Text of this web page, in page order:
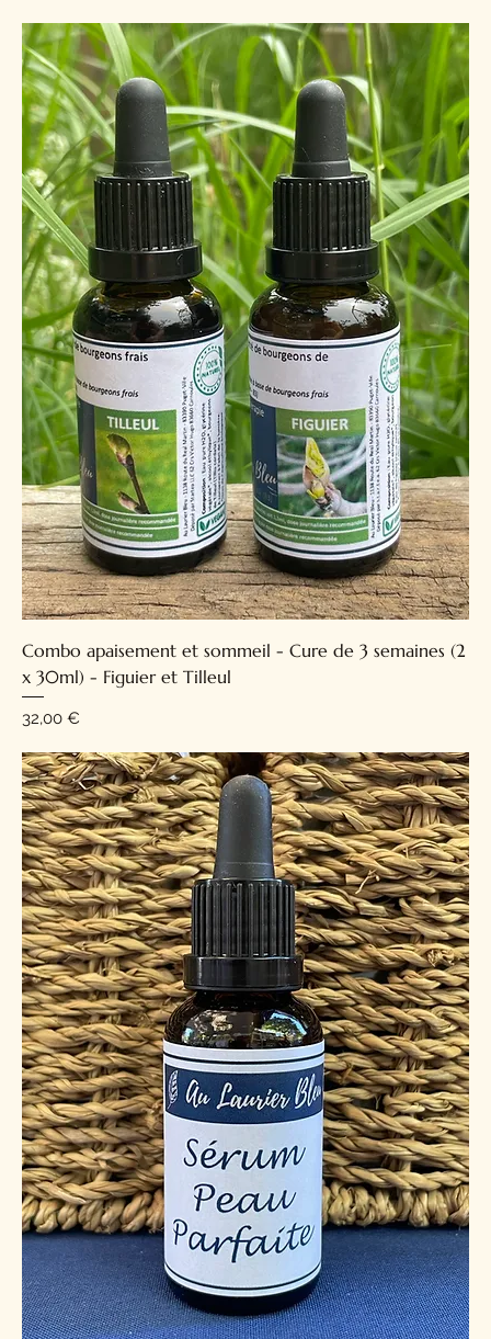
Combo apaisement et sommeil - Cure de 3 semaines (2
x 30ml) - Figuier et Tilleul
Prix
32,00 €